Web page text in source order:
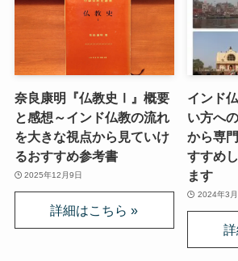
奈良康明『仏教史Ⅰ』概要
と感想～インド仏教の流れ
を大きな視点から見ていけ
るおすすめ参考書
2025年12月9日
インド
い方へ
から専
すすめ
ます
2024年3